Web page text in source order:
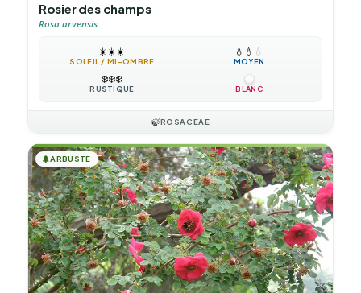
Rosier des champs
Rosa arvensis
☀️☀️☀️
SOLEIL / MI-OMBRE
💧 💧 💧
MOYEN
❄️❄️❄️
RUSTIQUE BLANC
🍃ROSACEAE
🌲ARBUSTE